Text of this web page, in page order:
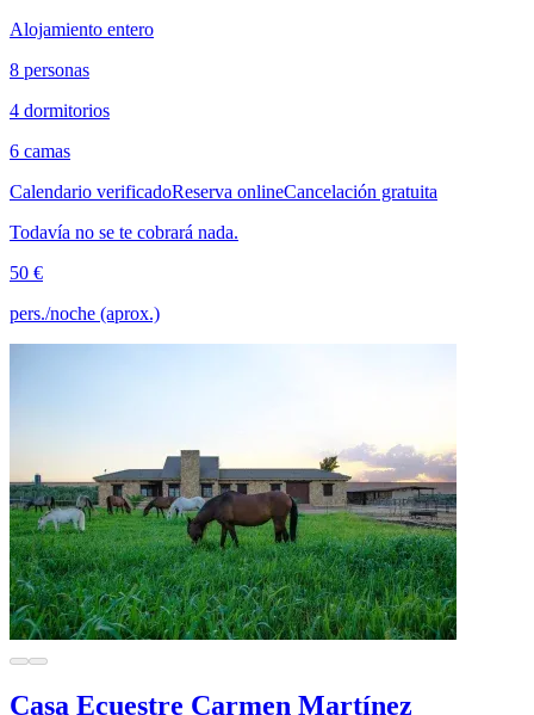
Alojamiento entero
8 personas
4 dormitorios
6 camas
Calendario verificadoReserva onlineCancelación gratuita
Todavía no se te cobrará nada.
50 €
pers./noche (aprox.)
Casa Ecuestre Carmen Martínez